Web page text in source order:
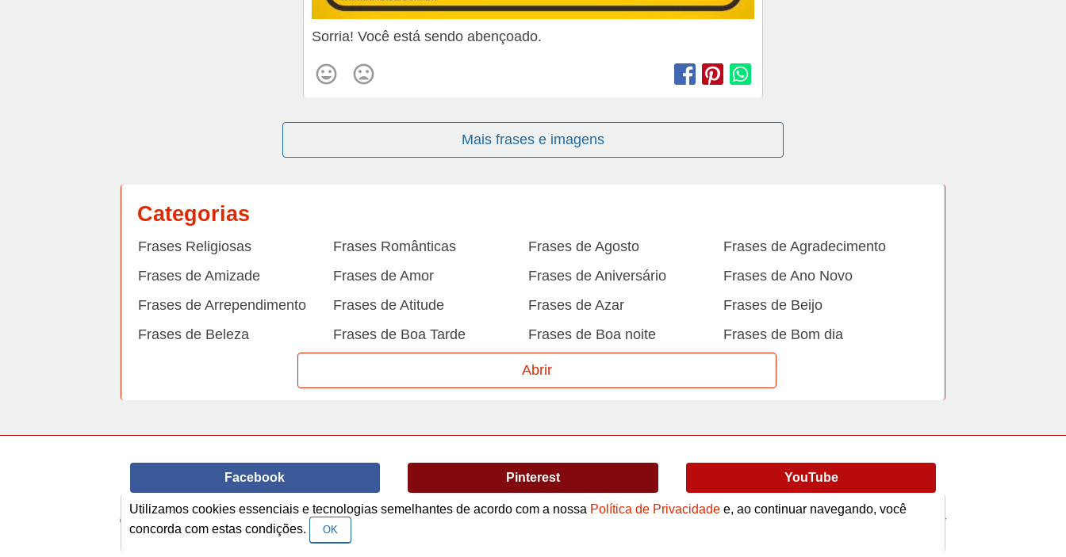
Sorria! Você está sendo abençoado.
Mais frases e imagens
Categorias
Frases Religiosas Frases Românticas Frases de Agosto
Frases de Agradecimento
Frases de Amizade
Frases de Amor Frases de Aniversário
Frases de Ano Novo
Frases de Arrependimento
Frases de Atitude Frases de Azar
Frases de Beijo
Frases de Beleza
Frases de Boa Tarde Frases de Boa noite
Frases de Bom dia
Frases de Caráter
Frases de Desculpa Frases de Dezembro
Frases de Dia Internacional
Frases de Horário de verão
Frases de Humor
Frases de Informática
Frases de Inverno
Frases de Junho Frases de Maio
Frases de Medo
Frases de Motivação
Abrir
Facebook Pinterest YouTube
© Copyright 2014-2022 A Frase. contato@afrase.com.br
Utilizamos cookies essenciais e tecnologias semelhantes de acordo com a nossa Política de Privacidade e, ao continuar navegando, você
concorda com estas condições.
OK